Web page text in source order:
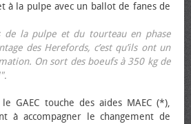
à la pulpe avec un ballot de fanes de
la pulpe et du tourteau en phase
des Herefords, c’est qu’ils ont un
On sort des bœufs à 350 kg de
.
GAEC touche des aides MAEC (*),
à accompagner le changement de